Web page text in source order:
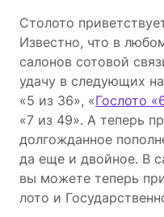
Столото
Известно, что в
салонов сотовой
удачу в следующих
«5 из 36», «Гослото
«7 из 49». А теперь
долгожданное
да еще и двойное. В
вы можете теперь
лото и